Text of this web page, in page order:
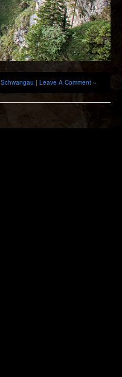
Schwangau | Leave A Comment »